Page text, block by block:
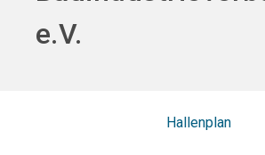
e.V.
Hallenplan